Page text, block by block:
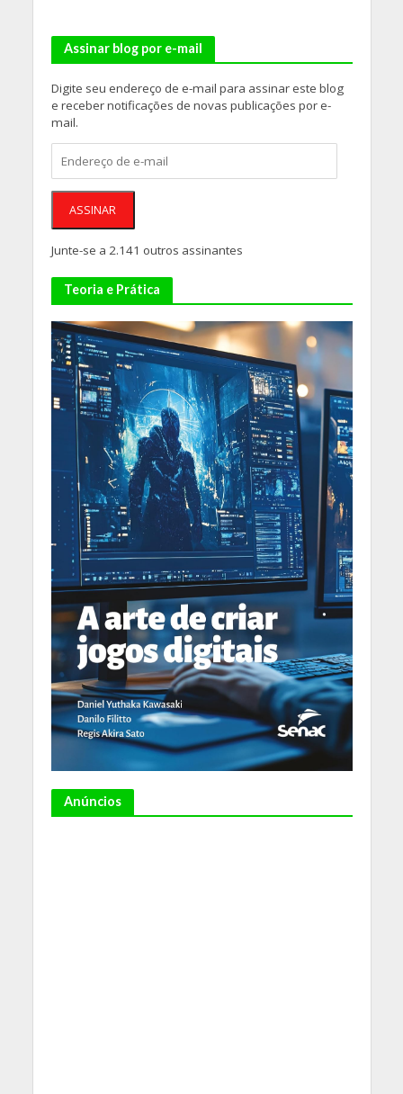
Assinar blog por e-mail
Digite seu endereço de e-mail para assinar este blog
e receber notificações de novas publicações por e-
mail.
de
e-
ASSINAR
Junte-se a 2.141 outros assinantes
Teoria e Prática
Anúncios